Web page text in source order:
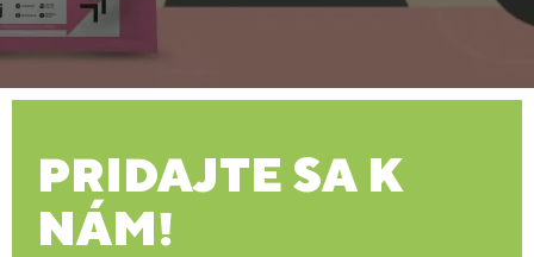
PRIDAJTE SA K
NÁM!